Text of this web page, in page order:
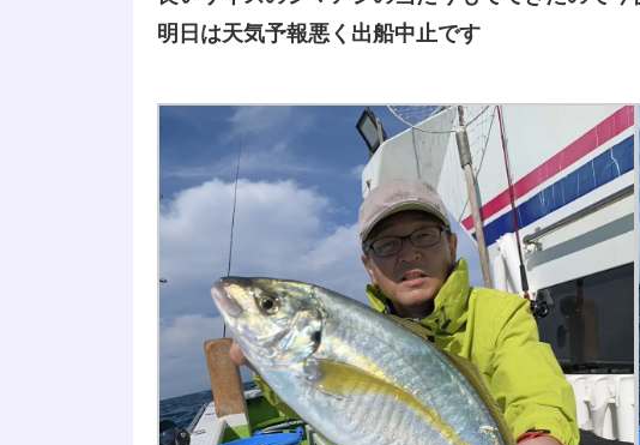
明日は天気予報悪く出船中止です